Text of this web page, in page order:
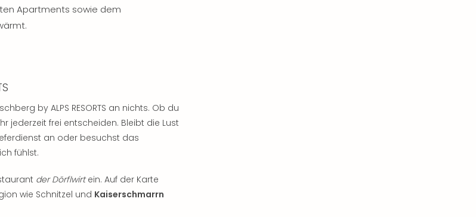
Apartments sowie dem
by ALPS RESORTS an nichts. Ob du
jederzeit frei entscheiden. Bleibt die Lust
an oder besuchst das
fühlst.
der Dörflwirtein. Auf der Karte
wie Schnitzel und Kaiserschmarrn